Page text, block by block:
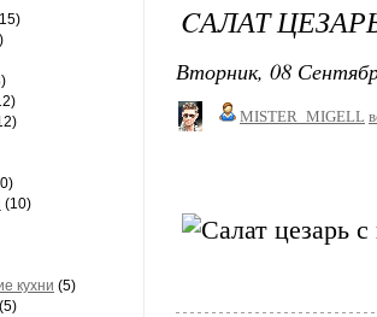
(10)
кухни (5)
(5)
CАЛАТ
Вторник, 08
MISTER_MIGELL